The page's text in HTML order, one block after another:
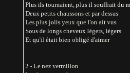
Plus ils tournaient, plus il souffrait du
Deux petits chaussons et par dessus
Les plus jolis yeux que l'on ait vus
Sous de longs cheveux légers, légers
Et qu'il était bien obligé d'aimer
2 - Le nez vermillon